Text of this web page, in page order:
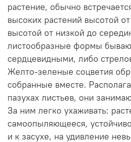
растение, обычно
высоких растений высотой
высотой от низкой до
листообразные формы
сердцевидными, либо
Желто-зеленые соцветия
собранные вместе.
пазухах листьев, они
За ним легко ухаживать:
самоопыляющееся,
и к засухе, на удивление